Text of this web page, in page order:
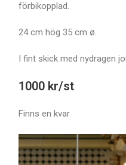
förbikopplad.
24 cm hög 35 cm ø.
I fint skick med nydragen
1000 kr/st
Finns en kvar